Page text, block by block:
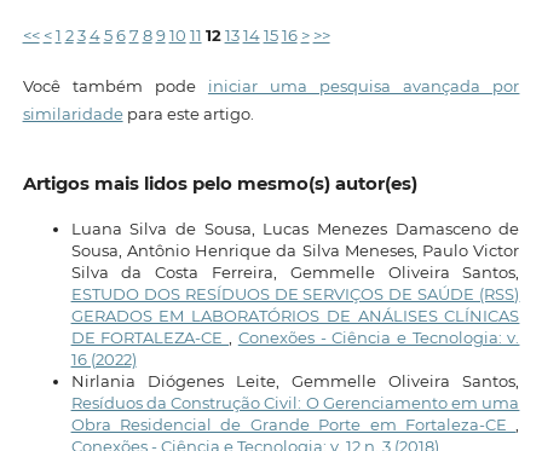
<< < 1 2 3 4 5 6 7 8 9 10 11 12 13 14 15 16 > >>
Você também pode iniciar uma pesquisa avançada por
similaridadepara este artigo.
Artigos mais lidos pelo mesmo(s) autor(es)
Luana Silva de Sousa, Lucas Menezes Damasceno de
Sousa, Antônio Henrique da Silva Meneses, Paulo Victor
Silva da Costa Ferreira, Gemmelle Oliveira Santos,
ESTUDO DOS RESÍDUOS DE SERVIÇOS DE SAÚDE (RSS)
GERADOS EM LABORATÓRIOS DE ANÁLISES CLÍNICAS
DE FORTALEZA-CE
Conexões - Ciência e Tecnologia: v.
16 (2022)
Nirlania Diógenes Leite, Gemmelle Oliveira Santos,
Resíduos da Construção Civil: O Gerenciamento em uma
Obra Residencial de Grande Porte em Fortaleza-CE
Conexões - Ciência e Tecnologia: v. 12 n. 3 (2018)